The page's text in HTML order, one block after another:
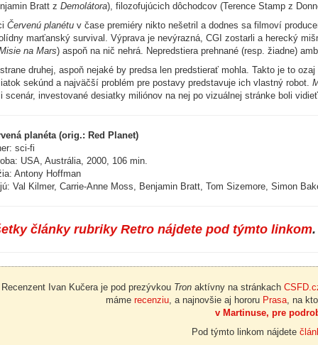
Bratt z Demolátora), filozofujúcich dôchodcov (Terence Stamp z
Červenú planétu v čase premiéry nikto nešetril a dodnes sa filmoví
marťanský survival. Výprava je nevýrazná, CGI zostarli a herecký
na Mars) aspoň na nič nehrá. Nepredstiera prehnané (resp. žiadne)
druhej, aspoň nejaké by predsa len predstierať mohla. Takto je to
sekúnd a najväčší problém pre postavy predstavuje ich vlastný robot.
scenár, investované desiatky miliónov na nej po vizuálnej stránke boli
planéta (orig.: Red Planet)
sci-fi
USA, Austrália, 2000, 106 min.
Antony Hoffman
Val Kilmer, Carrie-Anne Moss, Benjamin Bratt, Tom Sizemore, Simon
články rubriky Retro nájdete pod týmto linkom.
Recenzent Ivan Kučera je pod prezývkou Tron aktívny na stránkach
máme recenziu, a najnovšie aj hororu Prasa, na
v Martinuse, pre
Pod týmto linkom nájdete